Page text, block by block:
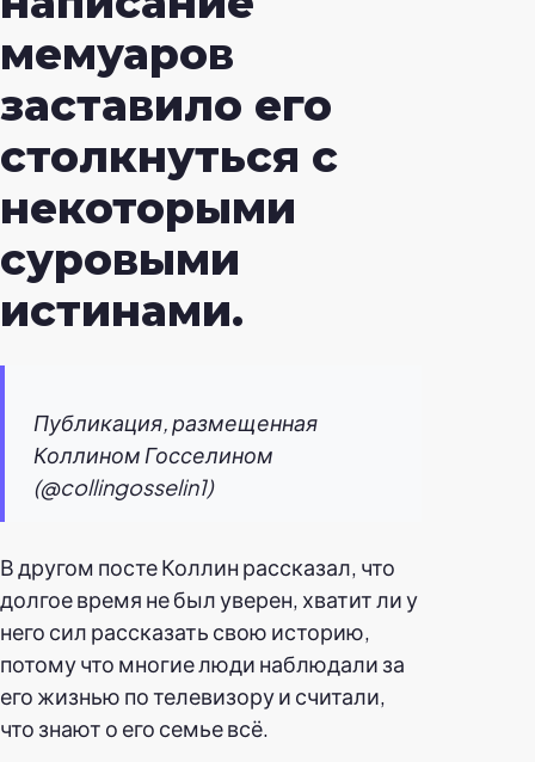
мемуаров
заставило его
столкнуться с
некоторыми
суровыми
истинами.
Публикация, размещенная
Коллином Госселином
(@collingosselin1)
В другом посте Коллин рассказал, что
долгое время не был уверен, хватит ли у
него сил рассказать свою историю,
потому что многие люди наблюдали за
его жизнью по телевизору и считали,
что знают о его семье всё.